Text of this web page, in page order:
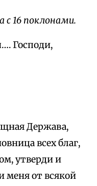
16 поклонами.
Господи,
Держава,
всех благ,
утверди и
меня от всякой